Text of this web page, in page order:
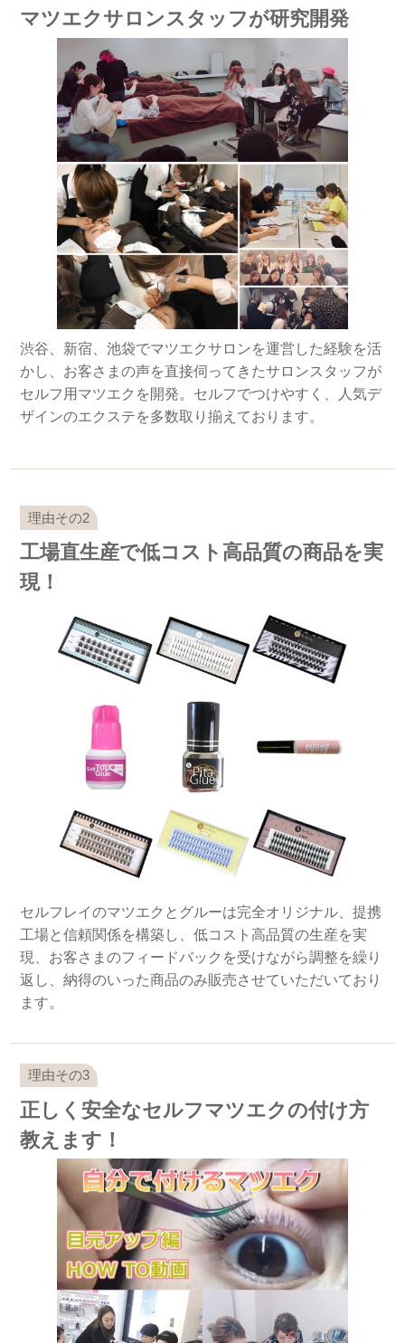
マツエクサロンスタッフが研究開発
渋谷、新宿、池袋でマツエクサロンを運営した経験を活
かし、お客さまの声を直接伺ってきたサロンスタッフが
セルフ用マツエクを開発。セルフでつけやすく、人気デ
ザインのエクステを多数取り揃えております。
工場直生産で低コスト高品質の商品を実
現！
セルフレイのマツエクとグルーは完全オリジナル、提携
工場と信頼関係を構築し、低コスト高品質の生産を実
現、お客さまのフィードバックを受けながら調整を繰り
返し、納得のいった商品のみ販売させていただいており
ます。
正しく安全なセルフマツエクの付け方
教えます！